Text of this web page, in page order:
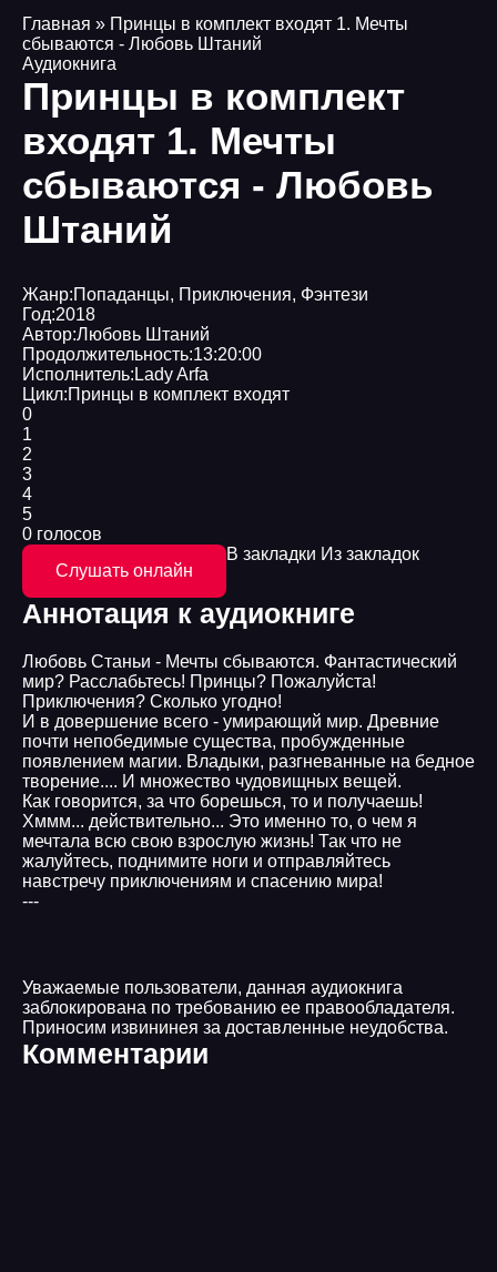
Главная » Принцы в комплект входят 1. Мечты
сбываются - Любовь Штаний
Аудиокнига
Принцы в комплект
входят 1. Мечты
сбываются - Любовь
Штаний
Жанр:Попаданцы, Приключения, Фэнтези
Год:2018
Автор:Любовь Штаний
Продолжительность:13:20:00
Исполнитель: Lady Arfa
Цикл:Принцы в комплект входят
0
1
2
3
4
5
0 голосов
Слушать онлайн
В закладки Из закладок
Аннотация к аудиокниге
Любовь Станьи - Мечты сбываются. Фантастический
мир? Расслабьтесь! Принцы? Пожалуйста!
Приключения? Сколько угодно!
И в довершение всего - умирающий мир. Древние
почти непобедимые существа, пробужденные
появлением магии. Владыки, разгневанные на бедное
творение.... И множество чудовищных вещей.
Как говорится, за что борешься, то и получаешь!
Хммм... действительно... Это именно то, о чем я
мечтала всю свою взрослую жизнь! Так что не
жалуйтесь, поднимите ноги и отправляйтесь
навстречу приключениям и спасению мира!
---
Уважаемые пользователи, данная аудиокнига
заблокирована по требованию ее правообладателя.
Приносим извининея за доставленные неудобства.
Комментарии